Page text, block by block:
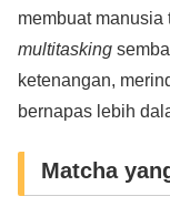
membuat manusia
multitasking
ketenangan,
bernapas lebih
Matcha